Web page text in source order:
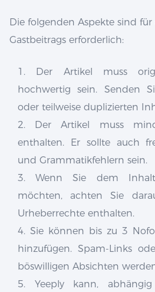
Die folgenden Aspekte sind
Gastbeitrags erforderlich:
1. Der Artikel muss
hochwertig sein. Senden
oder teilweise duplizierten
2. Der Artikel muss
enthalten. Er sollte auch
und Grammatikfehlern sein.
3. Wenn Sie dem
möchten, achten Sie
Urheberrechte enthalten.
4. Sie können bis zu 3
hinzufügen. Spam-Links
böswilligen Absichten
5. Yeeply kann,